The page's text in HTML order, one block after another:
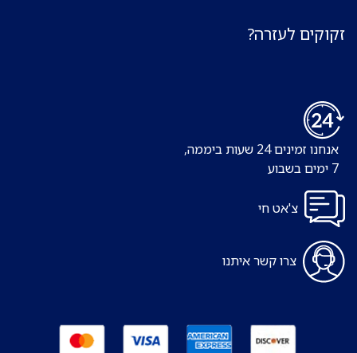
זקוקים לעזרה?
אנחנו זמינים 24 שעות ביממה,
צ'אט חי
צרו קשר איתנו